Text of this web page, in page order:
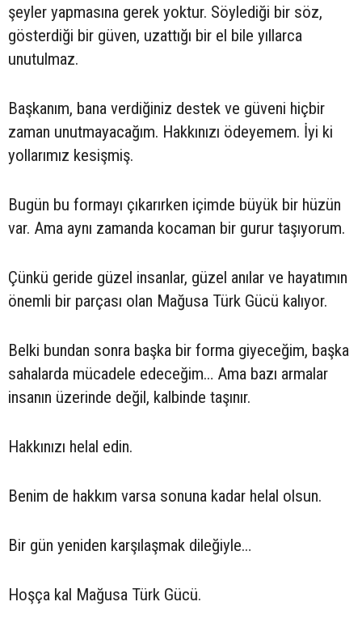
şeyler yapmasına gerek yoktur. Söylediği bir söz,
gösterdiği bir güven, uzattığı bir el bile yıllarca
unutulmaz.
Başkanım, bana verdiğiniz destek ve güveni hiçbir
zaman unutmayacağım. Hakkınızı ödeyemem. İyi ki
yollarımız kesişmiş.
Bugün bu formayı çıkarırken içimde büyük bir hüzün
var. Ama aynı zamanda kocaman bir gurur taşıyorum.
Çünkü geride güzel insanlar, güzel anılar ve hayatımın
önemli bir parçası olan Mağusa Türk Gücü kalıyor.
Belki bundan sonra başka bir forma giyeceğim, başka
sahalarda mücadele edeceğim… Ama bazı armalar
insanın üzerinde değil, kalbinde taşınır.
Hakkınızı helal edin.
Benim de hakkım varsa sonuna kadar helal olsun.
Bir gün yeniden karşılaşmak dileğiyle…
Hoşça kal Mağusa Türk Gücü.